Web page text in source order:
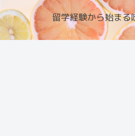
留学経験から始まる